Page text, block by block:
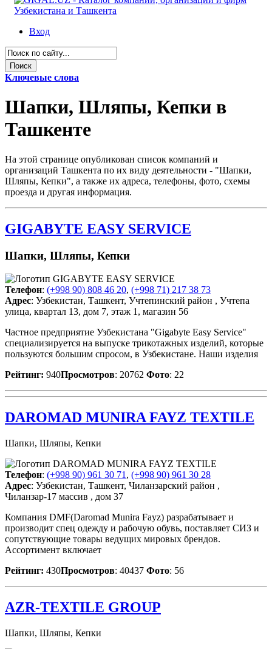
Вход
Ключевые слова
Шапки, Шляпы, Кепки в
Ташкенте
На этой странице опубликован список компаний и
организаций Ташкента по их виду деятельности - "Шапки,
Шляпы, Кепки", а также их адреса, телефоны, фото, схемы
проезда и другая информация.
GIGABYTE EASY SERVICE
Шапки, Шляпы, Кепки
Телефон: (+998 90) 808 46 20, (+998 71) 217 38 73
Адрес: Узбекистан, Ташкент, Учтепинский район , Учтепа
улица, квартал 13, дом 7, этаж 1, магазин 56
Частное предприятие Узбекистана "Gigabyte Easy Service"
специализируется на выпуске трикотажных изделий, которые
пользуются большим спросом, в Узбекистане. Наши изделия
Рейтинг: 940Просмотров: 20762 Фото: 22
DAROMAD MUNIRA FAYZ TEXTILE
Шапки, Шляпы, Кепки
Телефон: (+998 90) 961 30 71 , (+998 90) 961 30 28
Адрес: Узбекистан, Ташкент, Чиланзарский район ,
Чиланзар-17 массив , дом 37
Компания DMF(Daromad Munira Fayz) разрабатывает и
производит спец одежду и рабочую обувь, поставляет СИЗ и
сопутствующие товары ведущих мировых брендов.
Ассортимент включает
Рейтинг: 430Просмотров: 40437 Фото: 56
AZR-TEXTILE GROUP
Шапки, Шляпы, Кепки